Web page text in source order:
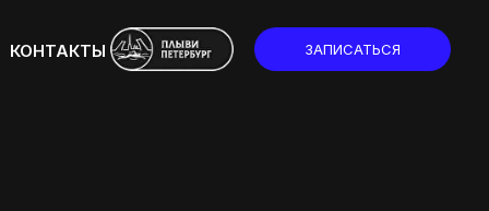
ЗАПИСАТЬСЯ
КОНТАКТЫ